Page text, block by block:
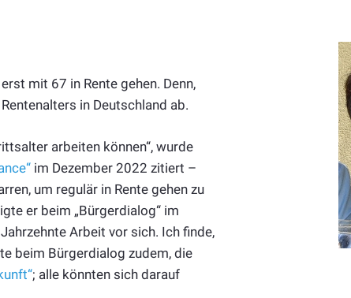
mit 67 in Rente gehen. Denn,
in Deutschland ab.
arbeiten können“, wurde
im Dezember 2022 zitiert –
um regulär in Rente gehen zu
er beim „Bürgerdialog“ im
Arbeit vor sich. Ich finde,
beim Bürgerdialog zudem, die
; alle könnten sich darauf